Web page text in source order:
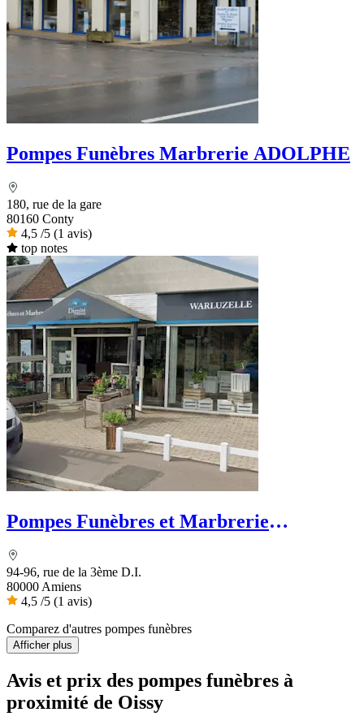
Pompes Funèbres Marbrerie ADOLPHE
180, rue de la gare
80160 Conty
4,5 /5 (1 avis)
top notes
Pompes Funèbres et Marbrerie
94-96, rue de la 3ème D.I.
80000 Amiens
4,5 /5 (1 avis)
Comparez d'autres pompes funèbres
Afficher plus
Avis et prix des pompes funèbres à
proximité de Oissy